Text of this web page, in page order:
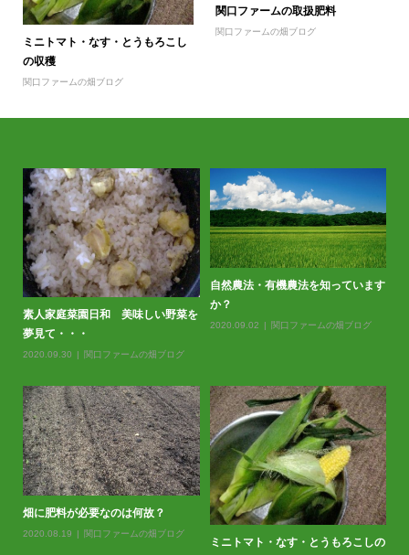
ミニトマト・なす・とうもろこし
の収穫
関口ファームの畑ブログ
関口ファームの取扱肥料
関口ファームの畑ブログ
素人家庭菜園日和 美味しい野菜を
夢見て・・・
2020.09.30 関口ファームの畑ブログ
自然農法・有機農法を知っています
か？
2020.09.02 関口ファームの畑ブログ
畑に肥料が必要なのは何故？
2020.08.19 関口ファームの畑ブログ
ミニトマト・なす・とうもろこしの